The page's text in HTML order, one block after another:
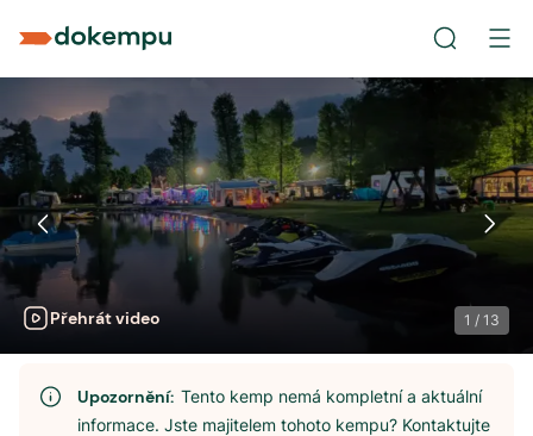
1 / 13
Přehrát video
Upozornění:Tento kemp nemá kompletní a aktuální
informace. Jste majitelem tohoto kempu? Kontaktujte